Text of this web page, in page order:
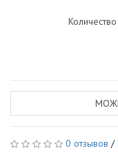
Количество
0 отзывов /